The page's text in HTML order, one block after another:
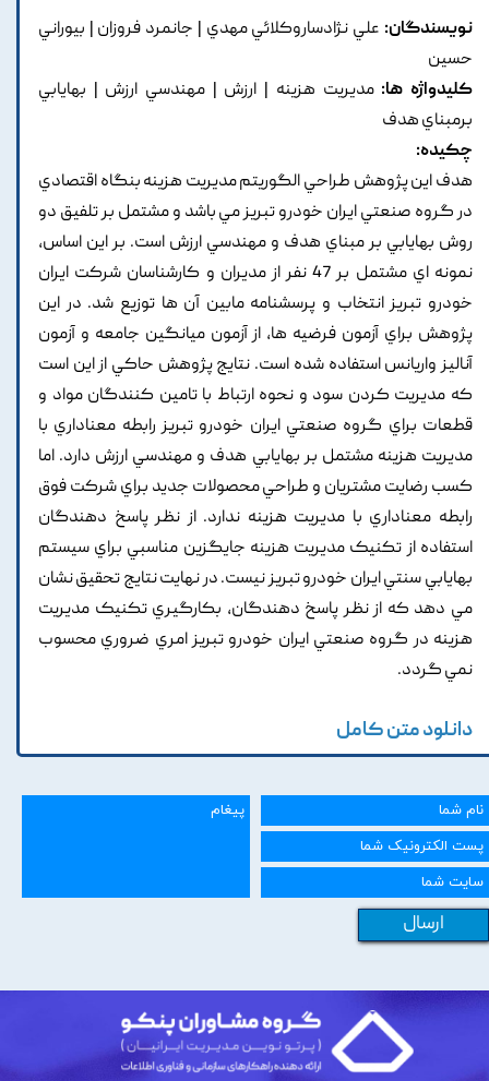
نویسندگان: علي نژادساروکلائي مهدي | جانمرد فروزان | بيوراني
حسين
کلیدواژه ها: مديريت هزينه | ارزش | مهندسي ارزش | بهايابي
برمبناي هدف
چکیده:
هدف اين پژوهش طراحي الگوريتم مديريت هزينه بنگاه اقتصادي
در گروه صنعتي ايران خودرو تبريز مي باشد و مشتمل بر تلفيق دو
روش بهايابي بر مبناي هدف و مهندسي ارزش است. بر اين اساس,
نمونه اي مشتمل بر 47 نفر از مديران و کارشناسان شرکت ايران
خودرو تبريز انتخاب و پرسشنامه مابين آن ها توزيع شد. در اين
پژوهش براي آزمون فرضيه ها, از آزمون ميانگين جامعه و آزمون
آناليز واريانس استفاده شده است. نتايج پژوهش حاکي از اين است
که مديريت کردن سود و نحوه ارتباط با تامين کنندگان مواد و
قطعات براي گروه صنعتي ايران خودرو تبريز رابطه معناداري با
مديريت هزينه مشتمل بر بهايابي هدف و مهندسي ارزش دارد. اما
کسب رضايت مشتريان و طراحي محصولات جديد براي شرکت فوق
رابطه معناداري با مديريت هزينه ندارد. از نظر پاسخ دهندگان
استفاده از تکنيک مديريت هزينه جايگزين مناسبي براي سيستم
بهايابي سنتي ايران خودرو تبريز نيست. در نهايت نتايج تحقيق نشان
مي دهد که از نظر پاسخ دهندگان, بکارگيري تکنيک مديريت
هزينه در گروه صنعتي ايران خودرو تبريز امري ضروري محسوب
نمي گردد.
دانلود متن کامل
ارسال